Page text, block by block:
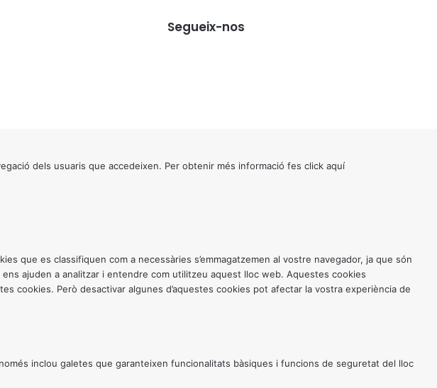
Segueix-nos
dels usuaris que accedeixen. Per obtenir més informació fes click aquí
que es classifiquen com a necessàries s’emmagatzemen al vostre navegador, ja que són
ajuden a analitzar i entendre com utilitzeu aquest lloc web. Aquestes cookies
cookies. Però desactivar algunes d’aquestes cookies pot afectar la vostra experiència de
inclou galetes que garanteixen funcionalitats bàsiques i funcions de seguretat del lloc